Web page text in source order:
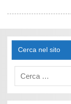
Cerca nel sito